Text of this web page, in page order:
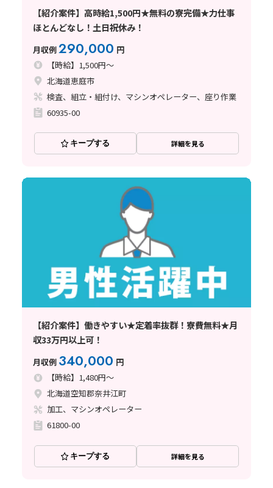
【紹介案件】高時給1,500円★無料の寮完備★力仕事
ほとんどなし！土日祝休み！
月収例290,000 円
【時給】1,500円～
北海道恵庭市
検査、組立・組付け、マシンオペレーター、座り作業
60935-00
キープする 詳細を見る
【紹介案件】働きやすい★定着率抜群！寮費無料★月
収33万円以上可！
月収例 340,000 円
【時給】1,480円～
北海道空知郡奈井江町
加工、マシンオペレーター
61800-00
キープする 詳細を見る